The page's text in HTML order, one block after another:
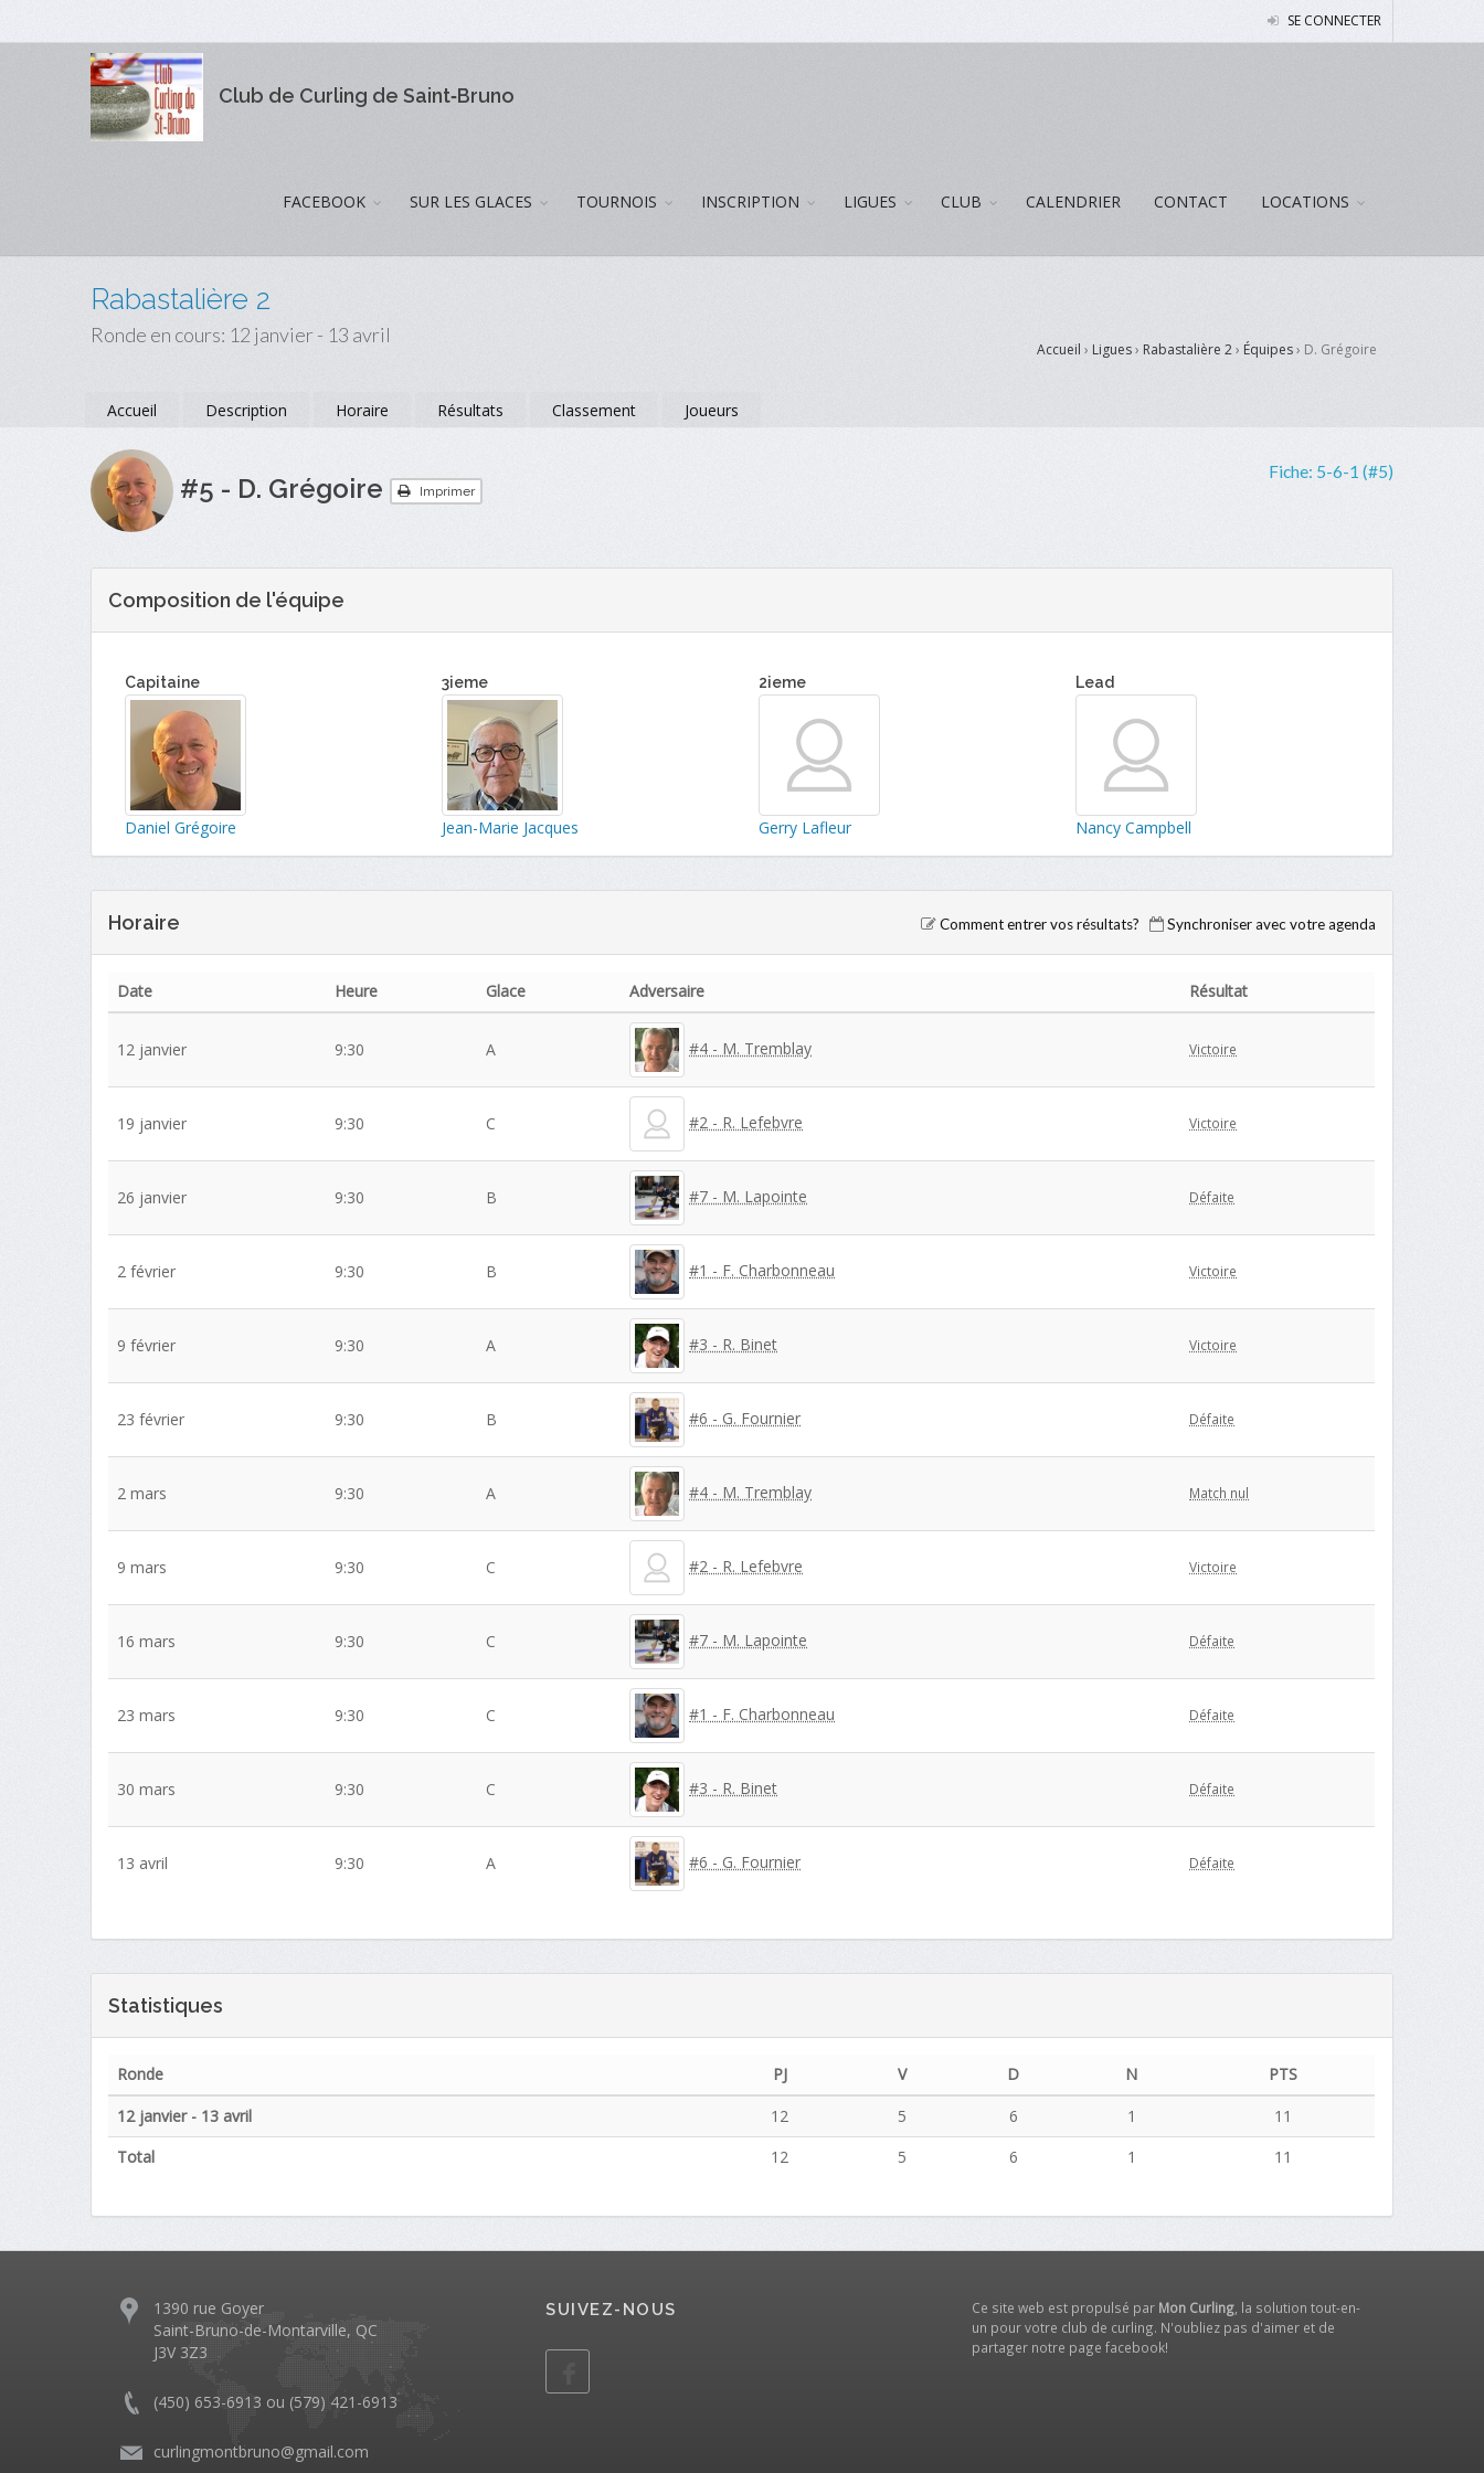
SE CONNECTER
Club de Curling de Saint‑Bruno
FACEBOOK SUR LES GLACES TOURNOIS INSCRIPTION LIGUES CLUB CALENDRIER CONTACT LOCATIONS
Rabastalière 2
Ronde en cours: 12 janvier - 13 avril
Accueil › Ligues› Rabastalière 2› Équipes› D. Grégoire
Accueil Description Horaire Résultats Classement Joueurs
#5 - D. Grégoire Imprimer
Fiche: 5-6-1 (#5)
Composition de l'équipe
Capitaine
Daniel Grégoire
3ieme
Jean-Marie Jacques
2ieme
Gerry Lafleur
Lead
Nancy Campbell
Horaire Comment entrer vos résultats? Synchroniser avec votre agenda
Date Heure Glace Adversaire Résultat
12 janvier 9:30 A #4 - M. Tremblay Victoire
19 janvier 9:30 C #2 - R. Lefebvre Victoire
26 janvier 9:30 B #7 - M. Lapointe Défaite
2 février 9:30 B #1 - F. Charbonneau Victoire
9 février 9:30 A #3 - R. Binet Victoire
23 février 9:30 B #6 - G. Fournier Défaite
2 mars 9:30 A #4 - M. Tremblay Match nul
9 mars 9:30 C #2 - R. Lefebvre Victoire
16 mars 9:30 C #7 - M. Lapointe Défaite
23 mars 9:30 C #1 - F. Charbonneau Défaite
30 mars 9:30 C #3 - R. Binet Défaite
13 avril 9:30 A #6 - G. Fournier Défaite
Statistiques
Ronde PJ V D N
PTS
12 janvier - 13 avril
12 5 6 1
11
Total
12 5 6 1 11
1390 rue Goyer
Saint-Bruno-de-Montarville, QC
J3V 3Z3
(450) 653-6913 ou (579) 421-6913
curlingmontbruno@gmail.com
SUIVEZ-NOUS Ce site web est propulsé par Mon Curling, la solution tout-en-
un pour votre club de curling. N'oubliez pas d'aimer et de
partager notre page facebook!